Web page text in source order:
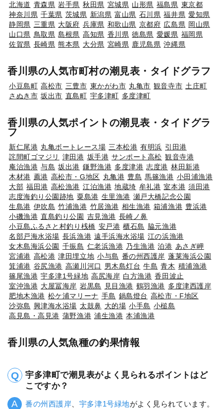
北海道 青森県 岩手県 秋田県 宮城県 山形県 福島県 東京都
神奈川県 千葉県 茨城県 新潟県 富山県 石川県 福井県 愛知県
静岡県 三重県 大阪府 兵庫県 和歌山県 京都府 広島県 岡山県
山口県 鳥取県 島根県 高知県 香川県 徳島県 愛媛県 福岡県
佐賀県 長崎県 熊本県 大分県 宮崎県 鹿児島県 沖縄県
香川県の人気市町村の潮見表・タイドグラフ
小豆島町 高松市 三豊市 東かがわ市 丸亀市 観音寺市 土庄町
さぬき市 坂出市 直島町 宇多津町 多度津町
香川県の人気ポイントの潮見表・タイドグラ
フ
新仁尾港 丸亀ボートレース場 三本松港 有明浜 引田港
詫間町ゴマジリ
津田港 坂手港 サンポート高松 観音寺港
庵治漁港 与島 坂出港 鎌野漁港 多度津港 志度港 林田新港
木材港 薦港 高松市・G地区 丸亀港 豊島 馬篠漁港 小田浦漁港
大部 福田港 高松漁港 江泊漁港 地蔵埼 牟礼港 室本港 須田港
志度海釣り公園跡地 粟島港 生里漁港 瀬戸大橋記念公園
生島港 伊吹島 竹浦漁港 竹居漁港 相生漁港 箱浦漁港 豊浜港
小磯漁港 直島釣り公園 吉見漁港 長崎ノ鼻
小豆島ふるさと村釣り桟橋 安戸港 櫃石島 脇元漁港
名部戸海水浴場 長浜漁港 遠手浜海水浴場 江の浜漁港
女木島海浜公園 千振島 仁老浜漁港 乃生漁港 泊港 あさぎ岬
宮浦港 高松港 津田埋立地 小与島 番の州西護岸 蓬莱海浜公園
箕浦港 谷尻漁港 高瀬川河口 男木島灯台 牛島 青木 積浦漁港
篠尾漁港 宇多津1号緑地 高尻海岸 白方漁港 香田波止
室沖漁港 大屋冨海岸 岩黒島 見目漁港 鶴羽漁港 多度津西護岸
肥地木漁港 松ケ浦マリーナ 手島 鍋島燈台 高松市・F地区
沙弥島 興津海水浴場 太鼓鼻 大的場 小手島 小槌島
高見島・高見港 蒲野漁港 浦生漁港 本浦漁港
香川県の人気魚種の釣果情報
宇多津町で潮見表がよく見られるポイントはど
こですか？
番の州西護岸、 宇多津1号緑地がよく見られています。